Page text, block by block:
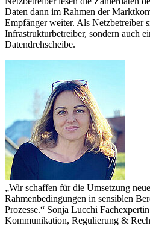
Daten dann im Rahmen der
Empfänger weiter. Als Netzbetreiber
Infrastrukturbetreiber, sondern auch
Datendrehscheibe.
„Wir schaffen für die Umsetzung
Rahmenbedingungen in sensiblen
Prozesse.“ Sonja Lucchi
Kommunikation, Regulierung &